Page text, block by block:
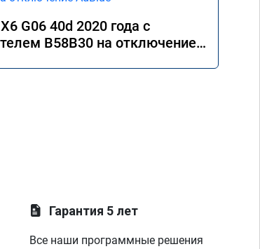
G06 40d 2020 года с
B58B30 на отключение
Гарантия 5 лет
Все наши программные решения